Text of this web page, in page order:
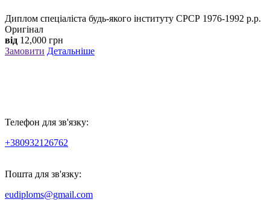
Диплом спеціаліста будь-якого інституту СРСР 1976-1992 р.р.
Оригінал
від 12,000 грн
Замовити Детальніше
Телефон для зв'язку:
+380932126762
Пошта для зв'язку:
eudiploms@gmail.com